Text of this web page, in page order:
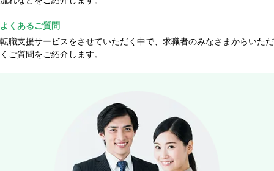
よくあるご質問
転職支援サービスをさせていただく中で、求職者のみなさまからいただ
くご質問をご紹介します。